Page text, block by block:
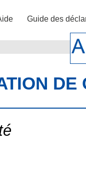
Guide des
DE